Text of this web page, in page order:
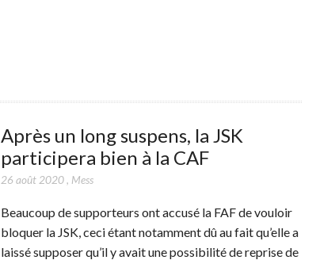
Après un long suspens, la JSK
participera bien à la CAF
26 août 2020, Mess
Beaucoup de supporteurs ont accusé la FAF de vouloir
bloquer la JSK, ceci étant notamment dû au fait qu’elle a
laissé supposer qu’il y avait une possibilité de reprise de